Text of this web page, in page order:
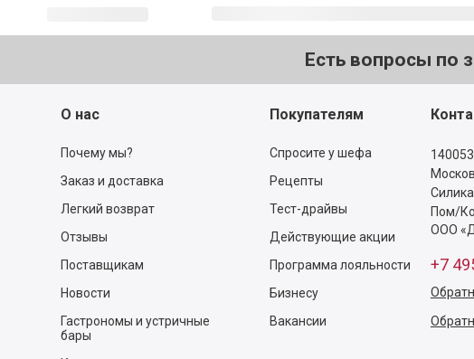
Есть вопросы по
О нас
Почему мы?
Заказ и доставка
Легкий возврат
Отзывы
Поставщикам
Новости
Гастрономы и устричные
бары
Покупателям
Спросите у шефа
Рецепты
Тест-драйвы
Действующие акции
Программа лояльности
Бизнесу
Вакансии
Пом/
ООО
+7